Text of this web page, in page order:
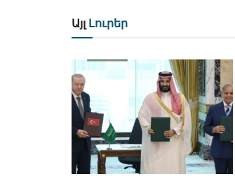
Այլ Լուրեր